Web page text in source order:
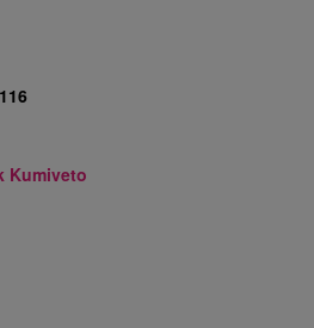
Kumiveto